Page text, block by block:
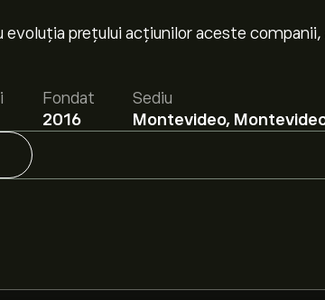
evoluția prețului acțiunilor aceste
Fondat
2016
Sediu
Montevideo,